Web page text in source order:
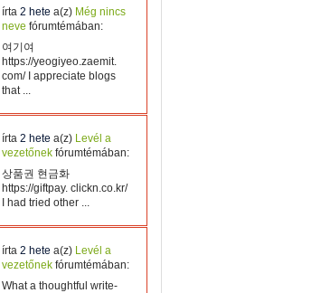
írta 2 hete a(z) Még nincs
neve fórumtémában:
여기여
https://yeogiyeo.zaemit.
com/ I appreciate blogs
that ...
írta 2 hete a(z) Levél a
vezetőnek fórumtémában:
상품권 현금화
https://giftpay. clickn.co.kr/
I had tried other ...
írta 2 hete a(z) Levél a
vezetőnek fórumtémában:
What a thoughtful write-